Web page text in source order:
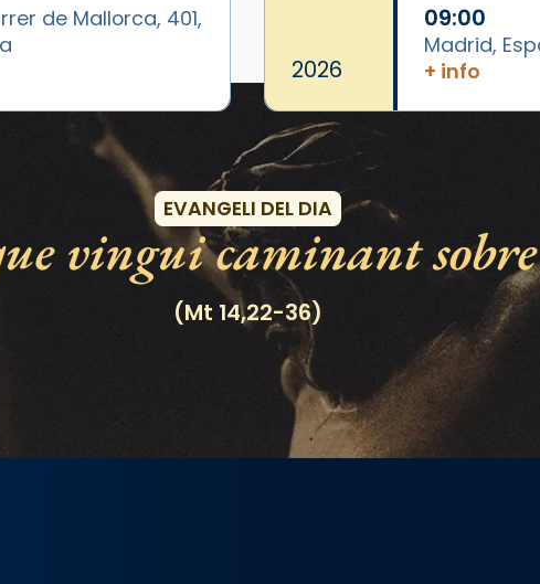
de Mallorca, 401,
2026
09:00
Madrid,
+ info
Esdeveniments
EVANGELI DEL DIA
vingui caminant
(Mt 14,22-36)